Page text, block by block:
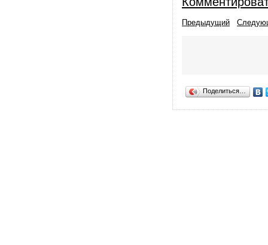
Предыдущий
Поделиться…